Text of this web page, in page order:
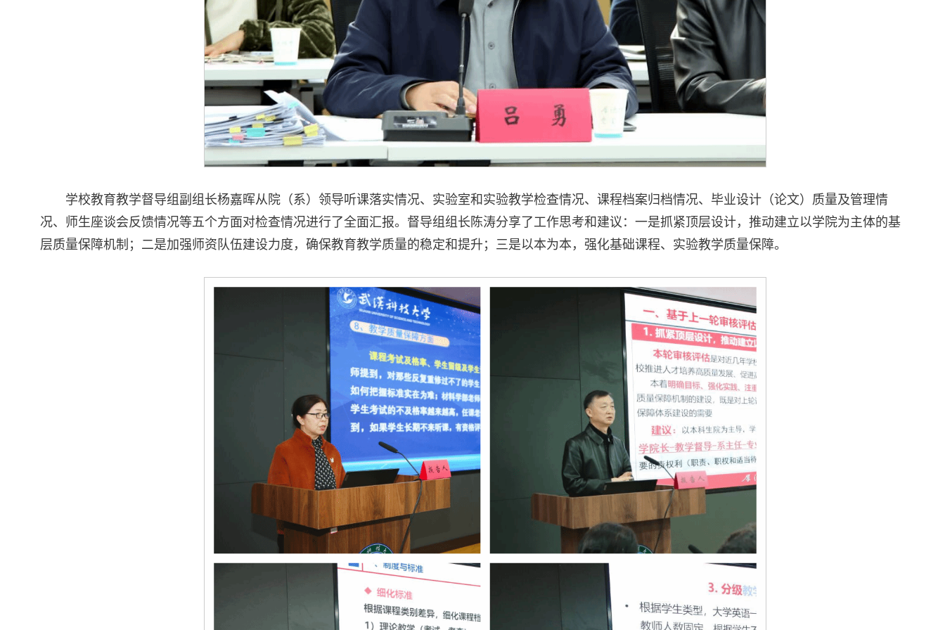
学校教育教学督导组副组长杨嘉晖从院（系）领导听课落实情况、实验室和实验教学检查情况、课程档案归档情况、毕业设计（论文）质量及管理情
况、师生座谈会反馈情况等五个方面对检查情况进行了全面汇报。督导组组长陈涛分享了工作思考和建议：一是抓紧顶层设计，推动建立以学院为主体的基
层质量保障机制；二是加强师资队伍建设力度，确保教育教学质量的稳定和提升；三是以本为本，强化基础课程、实验教学质量保障。